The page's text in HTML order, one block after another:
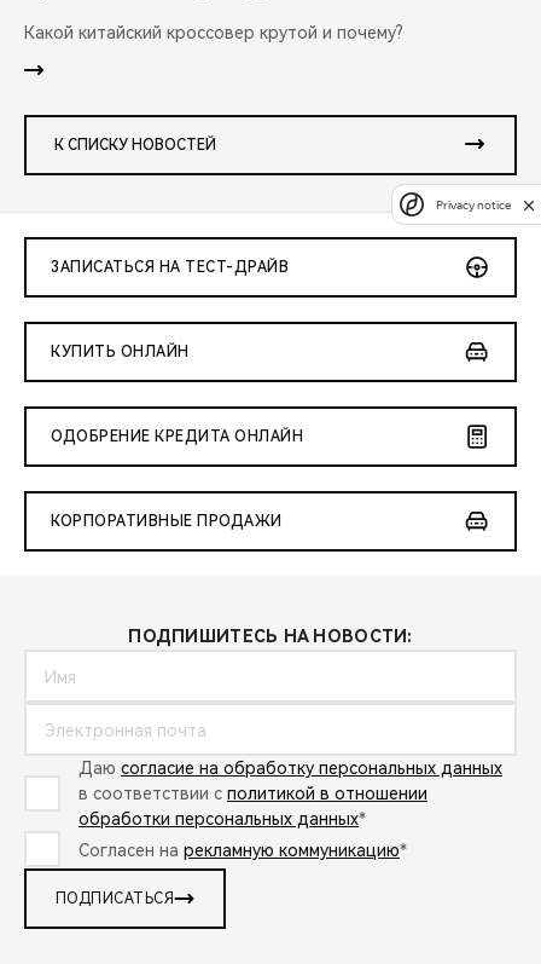
Какой китайский кроссовер крутой и почему?
К СПИСКУ НОВОСТЕЙ
ЗАПИСАТЬСЯ НА ТЕСТ-ДРАЙВ
КУПИТЬ ОНЛАЙН
ОДОБРЕНИЕ КРЕДИТА ОНЛАЙН
КОРПОРАТИВНЫЕ ПРОДАЖИ
ПОДПИШИТЕСЬ НА НОВОСТИ:
Даю согласие на обработку персональных данных
в соответствии с политикой в отношении
обработки персональных данных*
Согласен на рекламную коммуникацию*
ПОДПИСАТЬСЯ
Privacy notice